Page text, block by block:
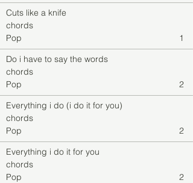
Cuts like a knife
chords
Pop
1
Do i have to say the words
chords
Pop
2
Everything i do (i do it for you)
chords
Pop
2
Everything i do it for you
chords
Pop
2